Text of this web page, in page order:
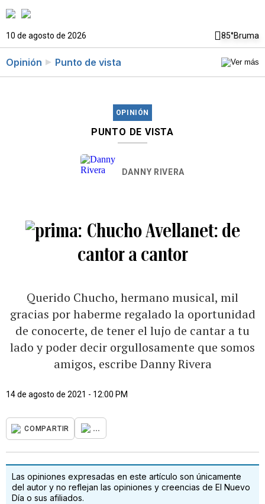
10 de agosto de 2026 85°Bruma
Opinión Punto de vista
OPINIÓN
PUNTO DE VISTA
DANNY RIVERA
Chucho Avellanet: de
cantor a cantor
Querido Chucho, hermano musical, mil
gracias por haberme regalado la oportunidad
de conocerte, de tener el lujo de cantar a tu
lado y poder decir orgullosamente que somos
amigos, escribe Danny Rivera
14 de agosto de 2021 - 12:00 PM
COMPARTIR ...
Las opiniones expresadas en este artículo son únicamente
del autor y no reflejan las opiniones y creencias de El Nuevo
Día o sus afiliados.